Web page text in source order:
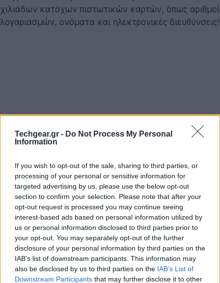
Techgear.gr - Do Not Process My Personal
Information
If you wish to opt-out of the sale, sharing to third parties, or
processing of your personal or sensitive information for
targeted advertising by us, please use the below opt-out
section to confirm your selection. Please note that after your
opt-out request is processed you may continue seeing
interest-based ads based on personal information utilized by
us or personal information disclosed to third parties prior to
your opt-out. You may separately opt-out of the further
disclosure of your personal information by third parties on the
IAB’s list of downstream participants. This information may
also be disclosed by us to third parties on the IAB’s List of
Downstream Participants that may further disclose it to other
χιλιάδων κατόχων πιστωτικών καρτών, όπως αριθμοί
λογαριασμών, ονόματα και ηλεκτρονικές διευθύνσεις!